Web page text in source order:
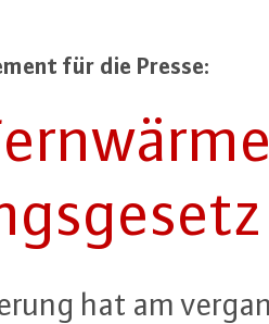
für die Presse:
hat am